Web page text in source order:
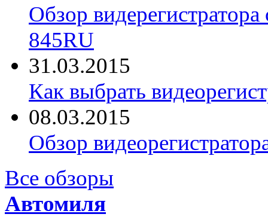
Обзор
845RU
31.03.2015
Как выбрать
08.03.2015
Обзор
Все обзоры
Автомиля